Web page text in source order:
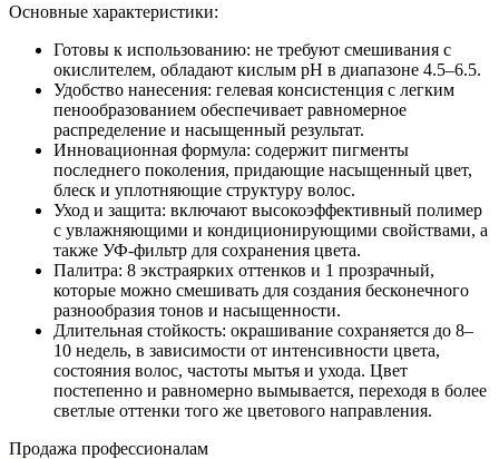
Основные характеристики:
Готовы к использованию: не требуют смешивания с
окислителем, обладают кислым pH в диапазоне 4.5–6.5.
Удобство нанесения: гелевая консистенция с легким
пенообразованием обеспечивает равномерное
распределение и насыщенный результат.
Инновационная формула: содержит пигменты
последнего поколения, придающие насыщенный цвет,
блеск и уплотняющие структуру волос.
Уход и защита: включают высокоэффективный полимер
с увлажняющими и кондиционирующими свойствами, а
также УФ-фильтр для сохранения цвета.
Палитра: 8 экстраярких оттенков и 1 прозрачный,
которые можно смешивать для создания бесконечного
разнообразия тонов и насыщенности.
Длительная стойкость: окрашивание сохраняется до 8–
10 недель, в зависимости от интенсивности цвета,
состояния волос, частоты мытья и ухода. Цвет
постепенно и равномерно вымывается, переходя в более
светлые оттенки того же цветового направления.
Продажа профессионалам